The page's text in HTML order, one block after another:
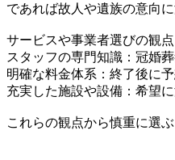
であれば故人や遺族の意向
サービスや事業者選びの観点
スタッフの専門知識：冠婚
明確な料金体系：終了後に
充実した施設や設備：希望
これらの観点から慎重に選